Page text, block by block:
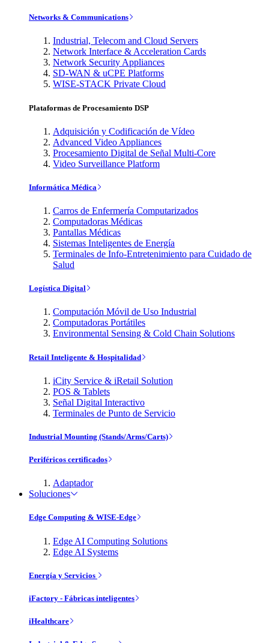
Networks & Communications
Industrial, Telecom and Cloud Servers
Network Interface & Acceleration Cards
Network Security Appliances
SD-WAN & uCPE Platforms
WISE-STACK Private Cloud
Plataformas de Procesamiento DSP
Adquisición y Codificación de Vídeo
Advanced Video Appliances
Procesamiento Digital de Señal Multi-Core
Video Surveillance Platform
Informática Médica
Carros de Enfermería Computarizados
Computadoras Médicas
Pantallas Médicas
Sistemas Inteligentes de Energía
Terminales de Info-Entretenimiento para Cuidado de
Salud
Logística Digital
Computación Móvil de Uso Industrial
Computadoras Portátiles
Environmental Sensing & Cold Chain Solutions
Retail Inteligente & Hospitalidad
iCity Service & iRetail Solution
POS & Tablets
Señal Digital Interactivo
Terminales de Punto de Servicio
Industrial Mounting (Stands/Arms/Carts)
Periféricos certificados
Adaptador
Soluciones
Edge Computing & WISE-Edge
Edge AI Computing Solutions
Edge AI Systems
Energía y Servicios
iFactory - Fábricas inteligentes
iHealthcare